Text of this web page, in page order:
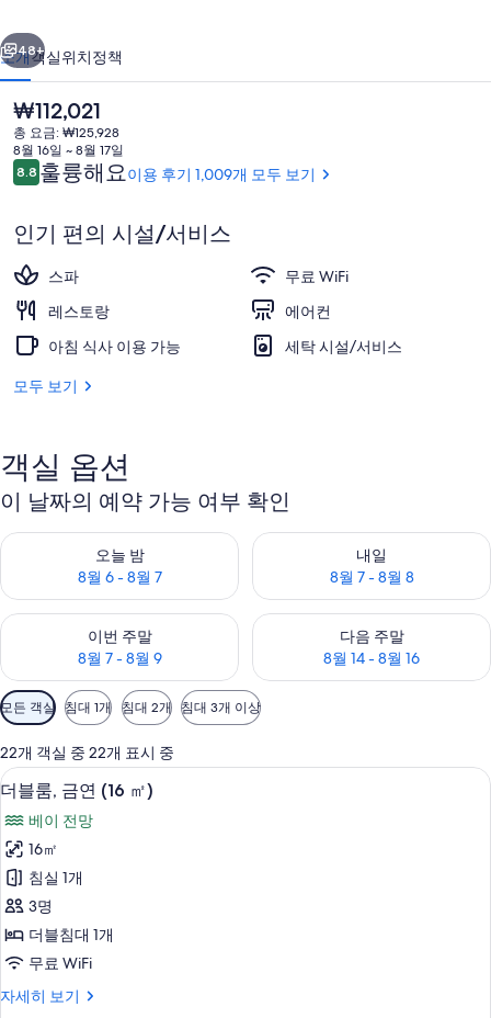
시
마
핫
초
보
리
의
사
진
갤
러
사우나, 온수 욕조, 온천/광천수 온천
다음
48+
소개객실위치정책
현
재
가
격
은
₩112,021
총 요금: ₩125,928
8월 16일 ~ 8월 17일
이
용
기
8.810점 만점 중 8.8점.
훌륭해요이용 후기 1,009개 모두 보기
인기 편의 시설/서비스
스파
무료 WiFi
레스토랑
에어컨
아침 식사 이용 가능
세탁 시설/서비스
모두 보기
객실 옵션
이 날짜의 예약 가능 여부 확인
오늘 밤
8월 6 - 8월 7
오늘 밤 예약 가능 여부 확인, 8월 6 - 8월 7
내일
8월 7 - 8월 8
내일 예약 가능 여부 확인, 8월
이번 주말
8월 7 - 8월 9
이번 주말 예약 가능 여부 확인, 8월 7 - 8월 9
다음 주말
8월 14 - 8월 16
다음 주말 예약 가능 여부 확인,
객
실
에
사
용
가
능
한
필
터
모든 객실 침대 1개 침대 2개 침대 3개 이상
22개 객실 중 22개 표시 중
더
블
룸,
금
연
(16
㎡)
사
진
5
더블룸, 금연 (16 ㎡)
베이 전망
16㎡
침실 1개
3명
더블침대 1개
무료 WiFi
자세히 보기
더